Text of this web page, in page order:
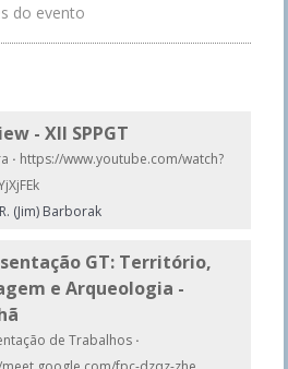
do evento
- XII SPPGT
· https://www.youtube.com/watch?
(Jim) Barborak
GT: Território,
e Arqueologia -
de Trabalhos ·